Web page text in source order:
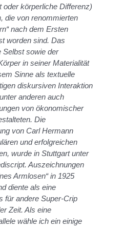
oder körperliche Differenz)
die von renommierten
nach dem Ersten
worden sind. Das
Selbst sowie der
in seiner Materialität
Sinne als textuelle
diskursiven Interaktion
anderen auch
von ökonomischer
Die
von Carl Hermann
und erfolgreichen
wurde in Stuttgart unter
Auszeichnungen
Armlosen“ in 1925
diente als eine
für andere Super-Crip
Zeit. Als eine
wähle ich ein einige